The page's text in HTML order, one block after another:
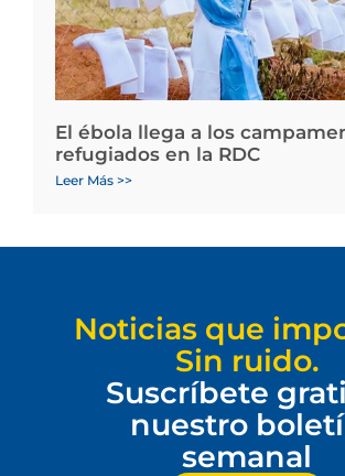
El ébola llega a los
refugiados en la RDC
Leer Más >>
Noticias que
Sin ruido.
Suscríbete
nuestro
semanal